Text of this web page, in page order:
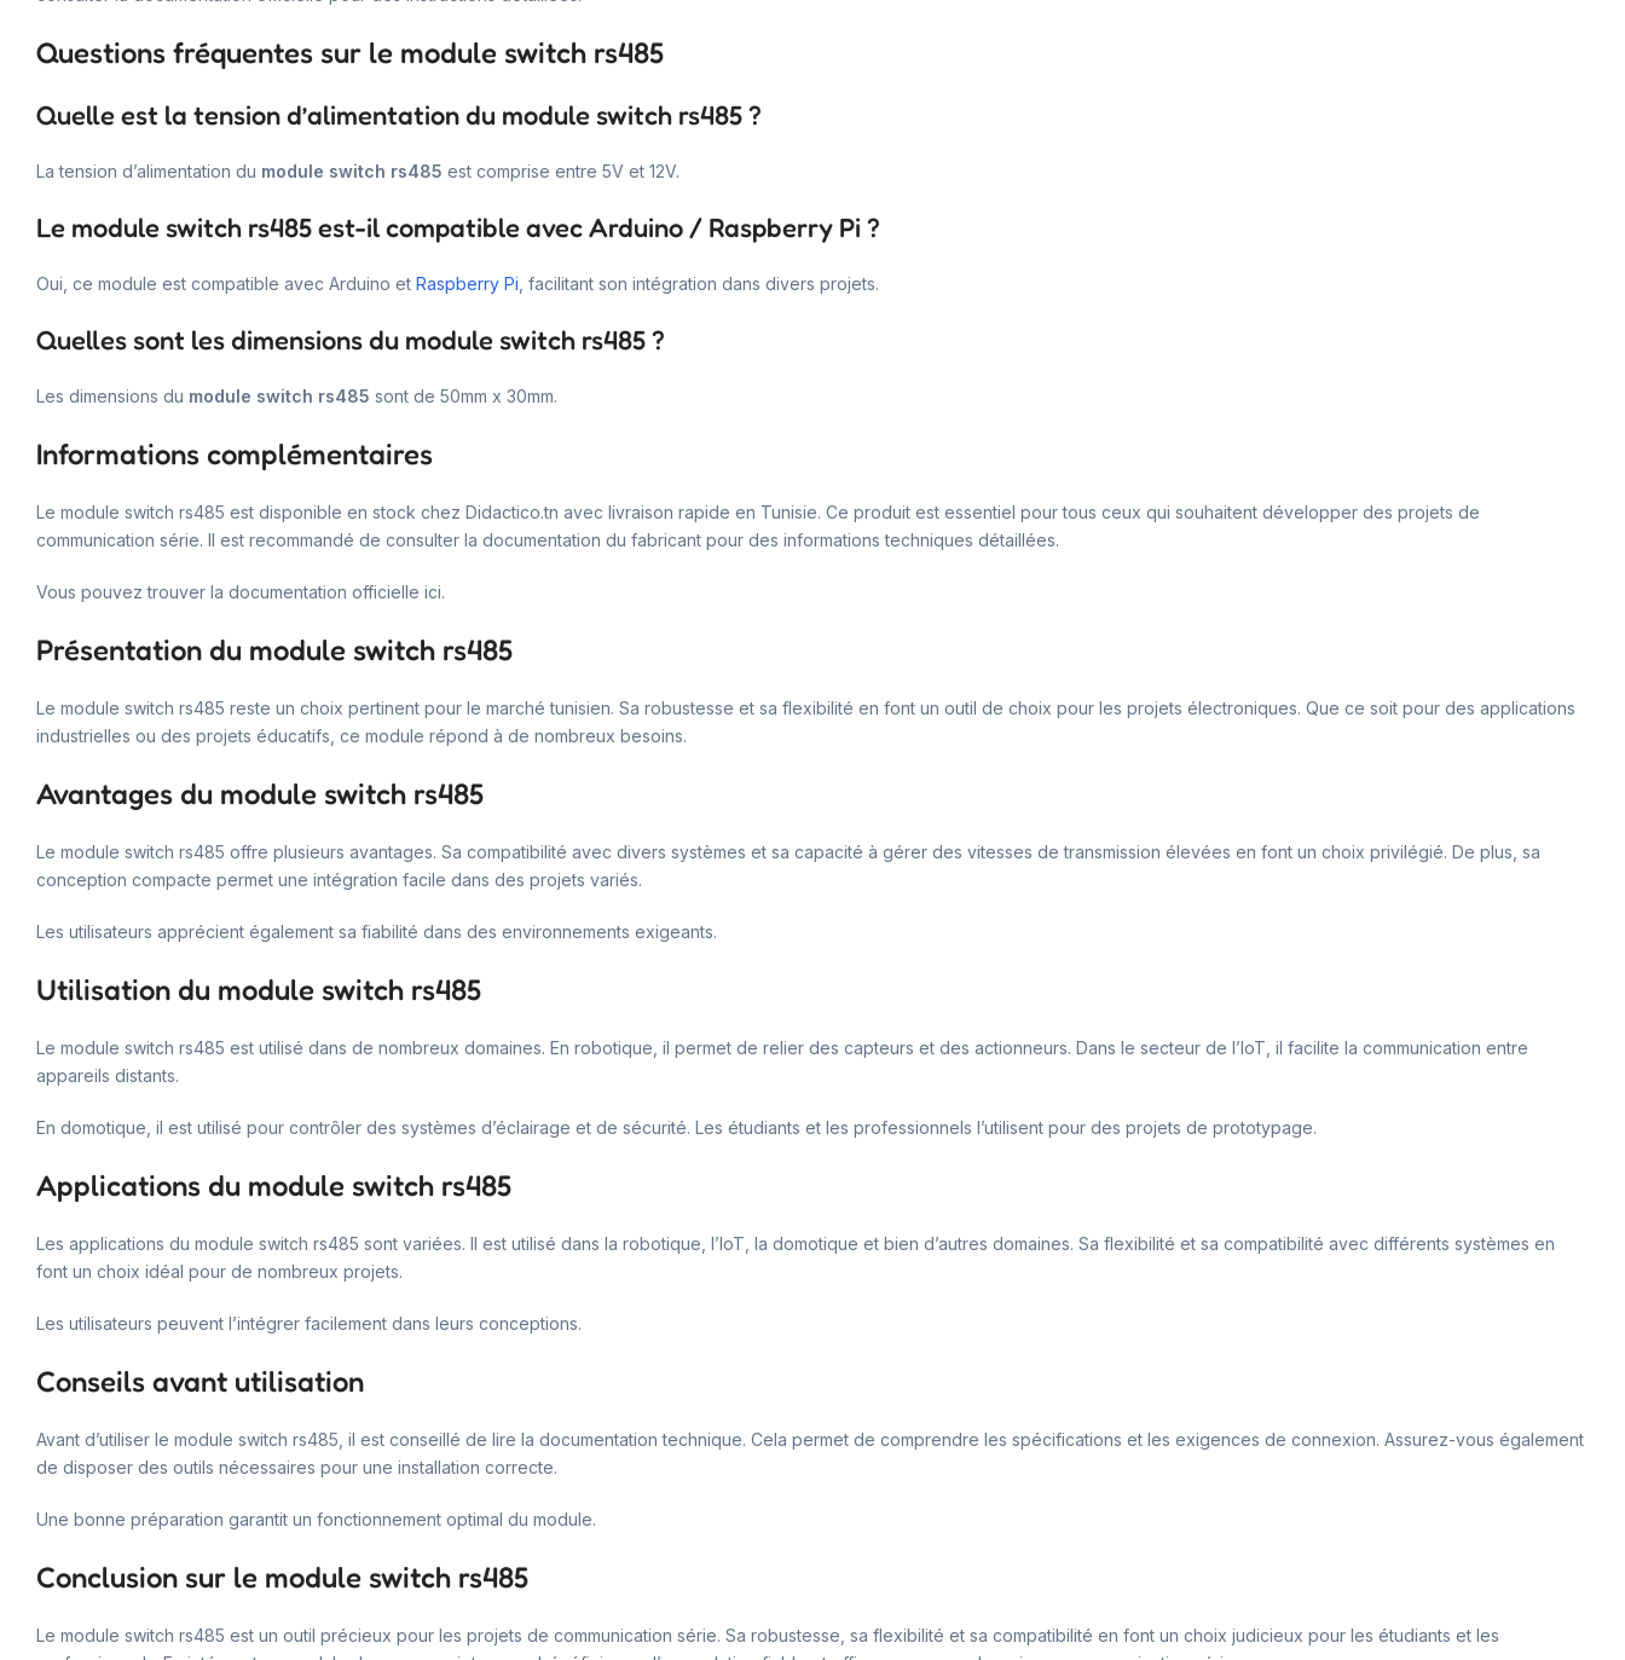
Questions fréquentes sur le module switch rs485
Quelle est la tension d’alimentation du module switch rs485 ?
La tension d’alimentation du module switch rs485 est comprise entre 5V et 12V.
Le module switch rs485 est-il compatible avec Arduino / Raspberry Pi ?
Oui, ce module est compatible avec Arduino et Raspberry Pi , facilitant son intégration dans divers projets.
Quelles sont les dimensions du module switch rs485 ?
Les dimensions du module switch rs485 sont de 50mm x 30mm.
Informations complémentaires
Le module switch rs485 est disponible en stock chez Didactico.tn avec livraison rapide en Tunisie. Ce produit est essentiel pour tous ceux qui souhaitent développer des projets de
communication série. Il est recommandé de consulter la documentation du fabricant pour des informations techniques détaillées.
Vous pouvez trouver la documentation officielle ici.
Présentation du module switch rs485
Le module switch rs485 reste un choix pertinent pour le marché tunisien. Sa robustesse et sa flexibilité en font un outil de choix pour les projets électroniques. Que ce soit pour des applications
industrielles ou des projets éducatifs, ce module répond à de nombreux besoins.
Avantages du module switch rs485
Le module switch rs485 offre plusieurs avantages. Sa compatibilité avec divers systèmes et sa capacité à gérer des vitesses de transmission élevées en font un choix privilégié. De plus, sa
conception compacte permet une intégration facile dans des projets variés.
Les utilisateurs apprécient également sa fiabilité dans des environnements exigeants.
Utilisation du module switch rs485
Le module switch rs485 est utilisé dans de nombreux domaines. En robotique, il permet de relier des capteurs et des actionneurs. Dans le secteur de l’IoT, il facilite la communication entre
appareils distants.
En domotique, il est utilisé pour contrôler des systèmes d’éclairage et de sécurité. Les étudiants et les professionnels l’utilisent pour des projets de prototypage.
Applications du module switch rs485
Les applications du module switch rs485 sont variées. Il est utilisé dans la robotique, l’IoT, la domotique et bien d’autres domaines. Sa flexibilité et sa compatibilité avec différents systèmes en
font un choix idéal pour de nombreux projets.
Les utilisateurs peuvent l’intégrer facilement dans leurs conceptions.
Conseils avant utilisation
Avant d’utiliser le module switch rs485, il est conseillé de lire la documentation technique. Cela permet de comprendre les spécifications et les exigences de connexion. Assurez-vous également
de disposer des outils nécessaires pour une installation correcte.
Une bonne préparation garantit un fonctionnement optimal du module.
Conclusion sur le module switch rs485
Le module switch rs485 est un outil précieux pour les projets de communication série. Sa robustesse, sa flexibilité et sa compatibilité en font un choix judicieux pour les étudiants et les